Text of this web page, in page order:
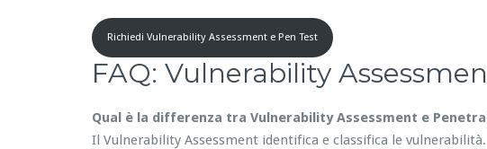
Richiedi Vulnerability Assessment e Pen Test
FAQ: Vulnerability
Qual è la differenza tra Vulnerability Assessment e
Il Vulnerability Assessment identifica e classifica le